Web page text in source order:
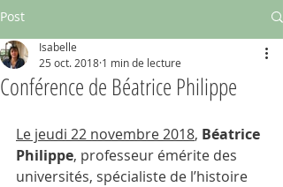
Post
Conférence de Béatrice Philippe
Isabelle
25 oct. 2018 1 min de lecture
Le jeudi 22 novembre 2018, Béatrice
Philippe, professeur émérite des
universités, spécialiste de l’histoire